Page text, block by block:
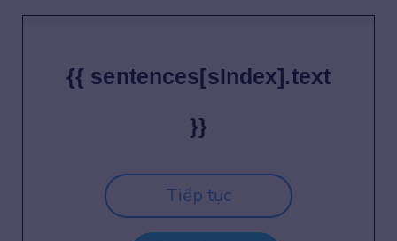
{{ sentences[sIndex].text
}}
Tiếp tục